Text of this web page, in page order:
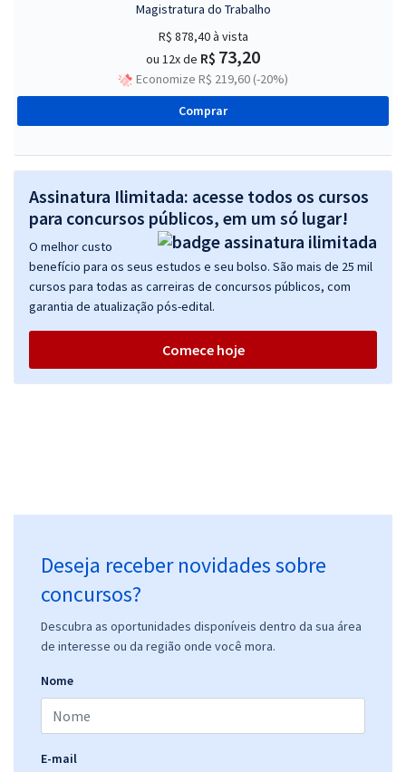
Magistratura do Trabalho
R$ 878,40à vista
ou 12x de R$ 73,20
Economize R$ 219,60 (-20%)
Comprar
Assinatura Ilimitada: acesse todos os cursos
para concursos públicos, em um só lugar!
O melhor custo
benefício para os seus estudos e seu bolso. São mais de 25 mil
cursos para todas as carreiras de concursos públicos, com
garantia de atualização pós-edital.
Comece hoje
Deseja receber novidades sobre
concursos?
Descubra as oportunidades disponíveis dentro da sua área
de interesse ou da região onde você mora.
Nome
E-mail